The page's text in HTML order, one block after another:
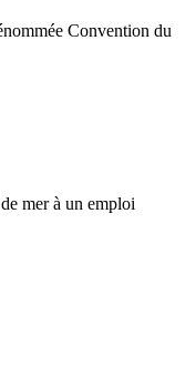
Convention du
mer à un emploi